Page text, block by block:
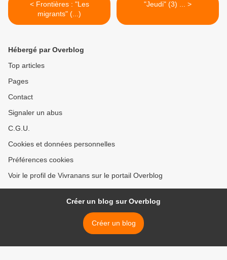
< Frontières : "Les
migrants" (...)
"Jeudi" (3) ... >
Hébergé par Overblog
Top articles
Pages
Contact
Signaler un abus
C.G.U.
Cookies et données personnelles
Préférences cookies
Voir le profil de Vivranans sur le portail Overblog
Créer un blog sur Overblog
Créer un blog